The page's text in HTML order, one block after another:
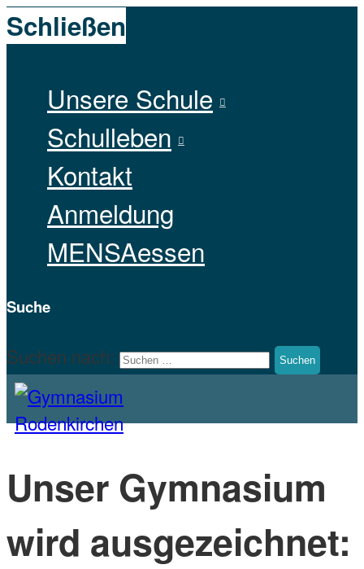
Schließen
Unsere Schule
Schulleben
Kontakt
Anmeldung
MENSAessen
Suche
Suchen nach:
Gymnasium Rodenkirchen
Homepage des Gymnasiums Rodenkirchen
Unser Gymnasium
wird ausgezeichnet: